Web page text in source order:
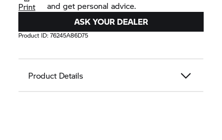
Print
and get personal advice.
ASK YOUR DEALER
Product ID:76245A86D75
Product Details